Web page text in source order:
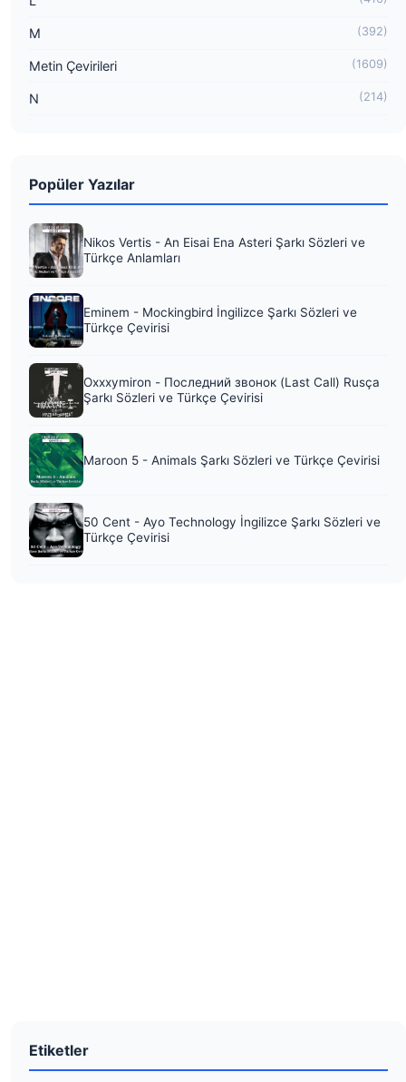
M (392)
Metin Çevirileri (1609)
N (214)
Popüler Yazılar
Nikos Vertis - An Eisai Ena Asteri Şarkı Sözleri ve
Türkçe Anlamları
Eminem - Mockingbird İngilizce Şarkı Sözleri ve
Türkçe Çevirisi
Oxxxymiron - Последний звонок (Last Call) Rusça
Şarkı Sözleri ve Türkçe Çevirisi
Maroon 5 - Animals Şarkı Sözleri ve Türkçe Çevirisi
50 Cent - Ayo Technology İngilizce Şarkı Sözleri ve
Türkçe Çevirisi
Etiketler